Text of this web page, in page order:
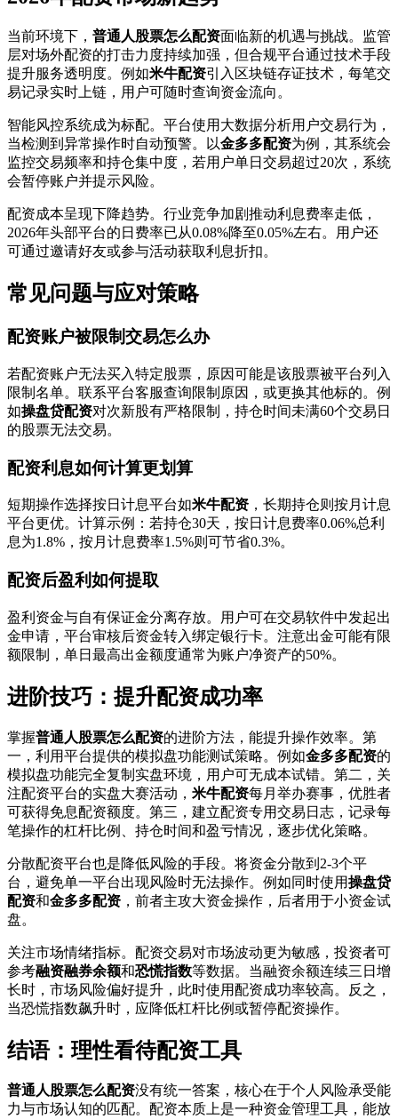
当前环境下， 普通人股票怎么配资面临新的机遇与挑战。监管
层对场外配资的打击力度持续加强，但合规平台通过技术手段
提升服务透明度。例如米牛配资引入区块链存证技术，每笔交
易记录实时上链，用户可随时查询资金流向。
智能风控系统成为标配。平台使用大数据分析用户交易行为，
当检测到异常操作时自动预警。以金多多配资为例，其系统会
监控交易频率和持仓集中度，若用户单日交易超过20次，系统
会暂停账户并提示风险。
配资成本呈现下降趋势。行业竞争加剧推动利息费率走低，
2026年头部平台的日费率已从0.08%降至0.05%左右。用户还
可通过邀请好友或参与活动获取利息折扣。
常见问题与应对策略
配资账户被限制交易怎么办
若配资账户无法买入特定股票，原因可能是该股票被平台列入
限制名单。联系平台客服查询限制原因，或更换其他标的。例
如操盘贷配资对次新股有严格限制，持仓时间未满60个交易日
的股票无法交易。
配资利息如何计算更划算
短期操作选择按日计息平台如米牛配资 ，长期持仓则按月计息
平台更优。计算示例：若持仓30天，按日计息费率0.06%总利
息为1.8%，按月计息费率1.5%则可节省0.3%。
配资后盈利如何提取
盈利资金与自有保证金分离存放。用户可在交易软件中发起出
金申请，平台审核后资金转入绑定银行卡。注意出金可能有限
额限制，单日最高出金额度通常为账户净资产的50%。
进阶技巧：提升配资成功率
掌握普通人股票怎么配资的进阶方法，能提升操作效率。第
一，利用平台提供的模拟盘功能测试策略。例如金多多配资的
模拟盘功能完全复制实盘环境，用户可无成本试错。第二，关
注配资平台的实盘大赛活动， 米牛配资每月举办赛事，优胜者
可获得免息配资额度。第三，建立配资专用交易日志，记录每
笔操作的杠杆比例、持仓时间和盈亏情况，逐步优化策略。
分散配资平台也是降低风险的手段。将资金分散到2-3个平
台，避免单一平台出现风险时无法操作。例如同时使用操盘贷
配资和金多多配资 ，前者主攻大资金操作，后者用于小资金试
盘。
关注市场情绪指标。配资交易对市场波动更为敏感，投资者可
参考融资融券余额和恐慌指数等数据。当融资余额连续三日增
长时，市场风险偏好提升，此时使用配资成功率较高。反之，
当恐慌指数飙升时，应降低杠杆比例或暂停配资操作。
结语：理性看待配资工具
普通人股票怎么配资没有统一答案，核心在于个人风险承受能
力与市场认知的匹配。配资本质上是一种资金管理工具，能放